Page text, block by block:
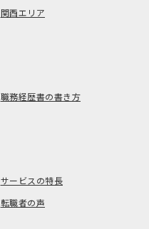
関西エリア
職務経歴書の書き方
サービスの特長
転職者の声